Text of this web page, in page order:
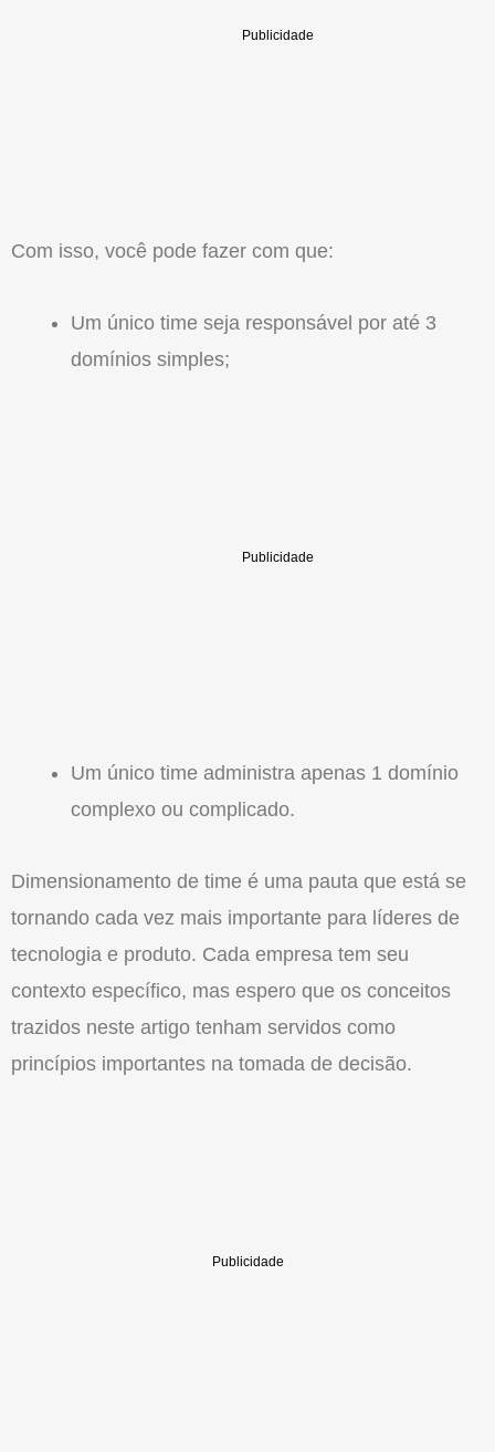
Com isso, você pode fazer com que:
Um único time seja responsável por até 3
domínios simples;
Um único time administra apenas 1 domínio
complexo ou complicado.
Dimensionamento de time é uma pauta que está se
tornando cada vez mais importante para líderes de
tecnologia e produto. Cada empresa tem seu
contexto específico, mas espero que os conceitos
trazidos neste artigo tenham servidos como
princípios importantes na tomada de decisão.